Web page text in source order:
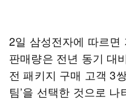
2일 삼성전자에 따르면
판매량은 전년 동기 대
전 패키지 구매 고객 3
팀’을 선택한 것으로 나